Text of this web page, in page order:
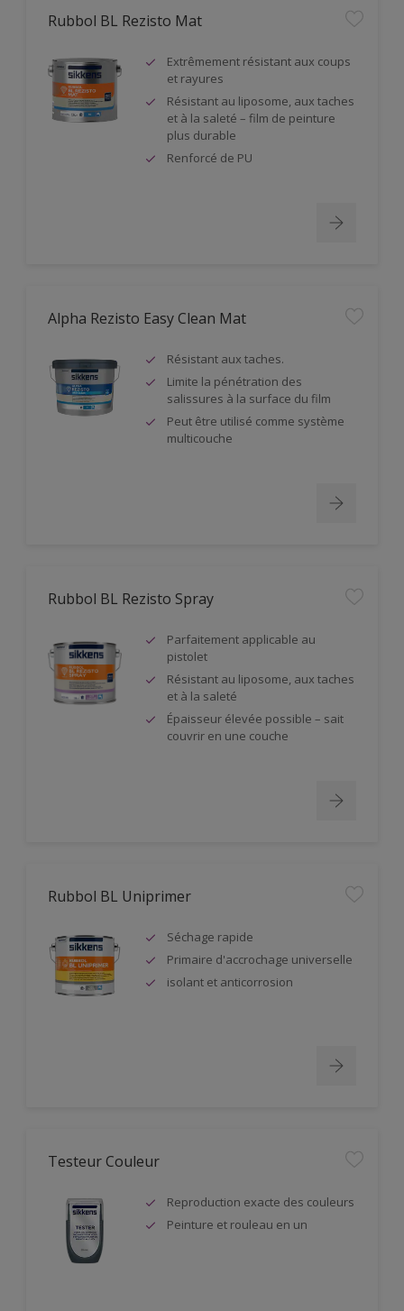
Rubbol BL Rezisto Mat
Extrêmement résistant aux coups
et rayures
Résistant au liposome, aux taches
et à la saleté – film de peinture
plus durable
Renforcé de PU
Alpha Rezisto Easy Clean Mat
Résistant aux taches.
Limite la pénétration des
salissures à la surface du film
Peut être utilisé comme système
multicouche
Rubbol BL Rezisto Spray
Parfaitement applicable au
pistolet
Résistant au liposome, aux taches
et à la saleté
Épaisseur élevée possible – sait
couvrir en une couche
Rubbol BL Uniprimer
Séchage rapide
Primaire d'accrochage universelle
isolant et anticorrosion
Testeur Couleur
Reproduction exacte des couleurs
Peinture et rouleau en un